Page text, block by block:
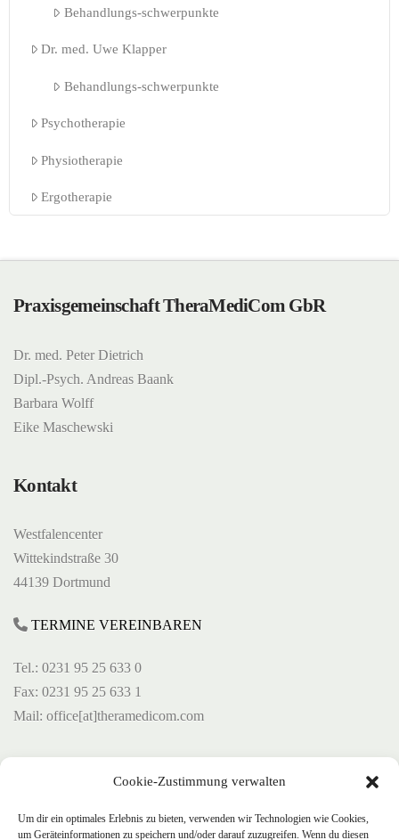
Cookie-Zustimmung verwalten
Um dir ein optimales Erlebnis zu bieten, verwenden wir Technologien wie Cookies,
um Geräteinformationen zu speichern und/oder darauf zuzugreifen. Wenn du diesen
Behandlungs-schwerpunkte
Dr. med. Uwe Klapper
Behandlungs-schwerpunkte
Psychotherapie
Physiotherapie
Ergotherapie
Praxisgemeinschaft TheraMediCom GbR
Dr. med. Peter Dietrich
Dipl.-Psych. Andreas Baank
Barbara Wolff
Eike Maschewski
Kontakt
Westfalencenter
Wittekindstraße 30
44139 Dortmund
TERMINE VEREINBAREN
Tel.: 0231 95 25 633 0
Fax: 0231 95 25 633 1
Mail: office[at]theramedicom.com
Öffnungszeiten
Montag 8:00 Uhr bis 18:00